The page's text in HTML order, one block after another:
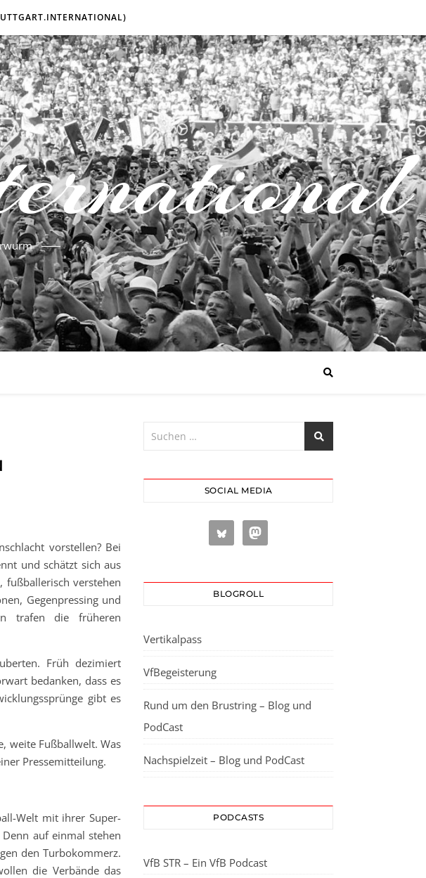
vorstellen? Bei
und schätzt sich aus
fußballerisch verstehen
Gegenpressing und
trafen die früheren
Früh dezimiert
bedanken, dass es
gibt es
weite Fußballwelt. Was
Pressemitteilung.
Welt mit ihrer Super-
auf einmal stehen
den Turbokommerz.
die Verbände das
SOCIAL MEDIA
BLOGROLL
Vertikalpass
VfBegeisterung
Rund um den Brustring – Blog und
PodCast
Nachspielzeit – Blog und PodCast
PODCASTS
VfB STR – Ein VfB Podcast